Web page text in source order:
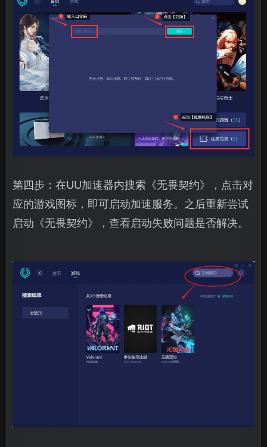
第四步：在UU加速器内搜索《无畏契约》，点击对
应的游戏图标，即可启动加速服务。之后重新尝试
启动《无畏契约》，查看启动失败问题是否解决。